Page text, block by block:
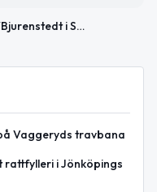
TRIO Wiklund/Bjurenstedt i Svenarums kyrka
Vaggeryds travbana
rattfylleri i Jönköpings